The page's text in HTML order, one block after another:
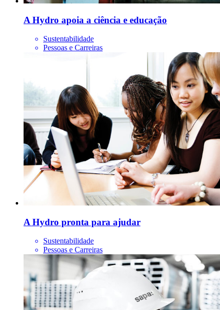
A Hydro apoia a ciência e educação
Sustentabilidade
Pessoas e Carreiras
A Hydro pronta para ajudar
Sustentabilidade
Pessoas e Carreiras